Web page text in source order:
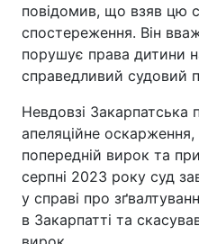
повідомив, що взяв цю
спостереження. Він
порушує права дитини
справедливий судовий
Невдовзі Закарпатська
апеляційне
попередній вирок та
серпні 2023 року суд
у справі про
в Закарпатті та